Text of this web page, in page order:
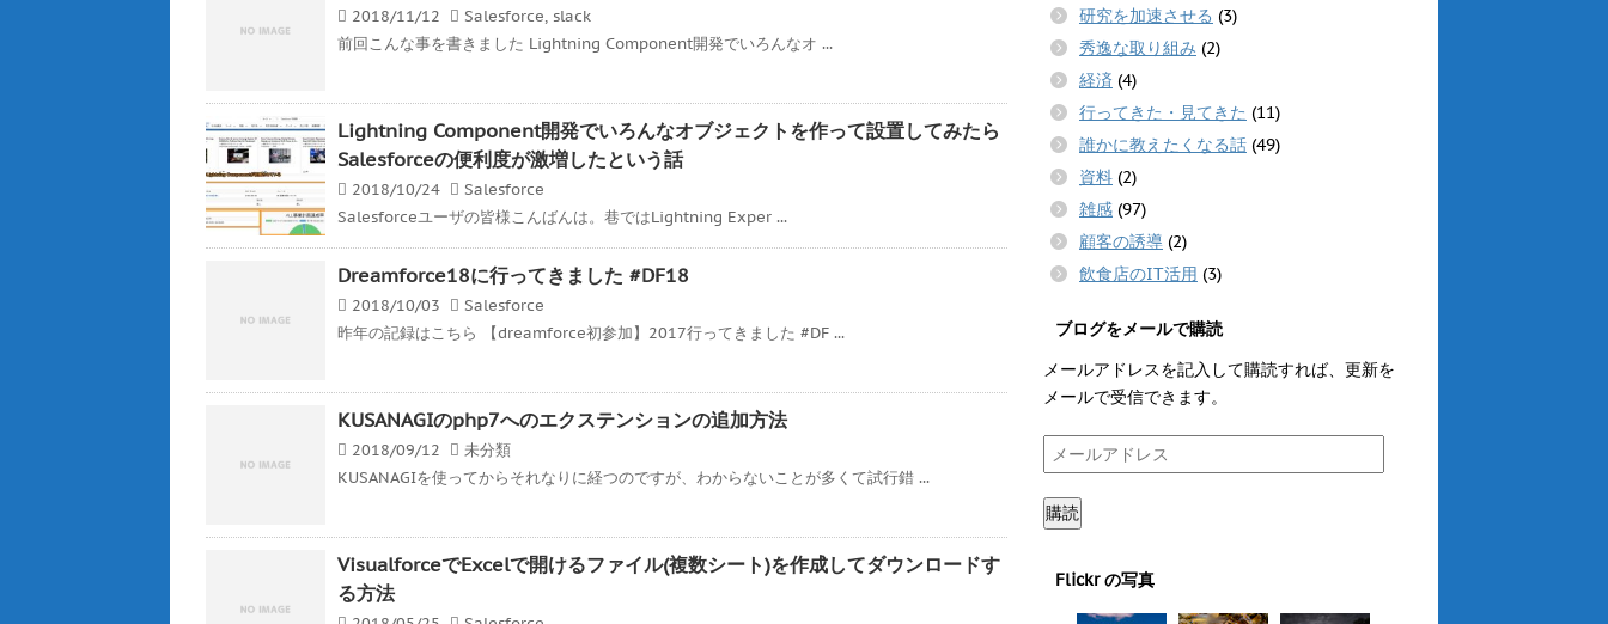
2018/11/12 Salesforce, slack
前回こんな事を書きました Lightning Component開発でいろんなオ ...
Lightning Component開発でいろんなオブジェクトを作って設置してみたら
Salesforceの便利度が激増したという話
2018/10/24
Salesforce
Salesforceユーザの皆様こんばんは。巷ではLightning Exper ...
Dreamforce18に行ってきました #DF18
2018/10/03
Salesforce
昨年の記録はこちら 【dreamforce初参加】2017行ってきました #DF ...
KUSANAGIのphp7へのエクステンションの追加方法
2018/09/12
未分類
KUSANAGIを使ってからそれなりに経つのですが、わからないことが多くて試行錯 ...
VisualforceでExcelで開けるファイル(複数シート)を作成してダウンロードす
る方法
研究を加速させる (3)
秀逸な取り組み (2)
経済 (4)
行ってきた・見てきた (11)
誰かに教えたくなる話 (49)
資料 (2)
雑感 (97)
顧客の誘導 (2)
飲食店のIT活用 (3)
ブログをメールで購読
メールアドレスを記入して購読すれば、更新を
メールで受信できます。
メ
ー
ル
ア
レ
購読
Flickr の写真